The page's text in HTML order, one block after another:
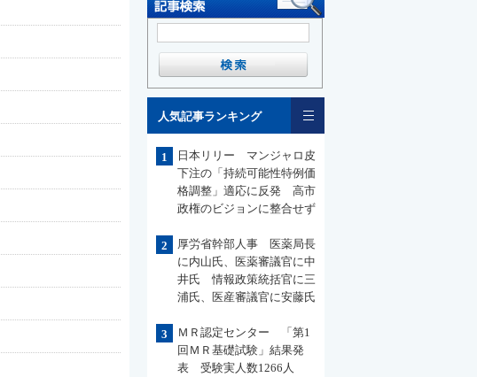
人気記事ランキング
1
日本リリー マンジャロ皮
下注の「持続可能性特例価
格調整」適応に反発 高市
政権のビジョンに整合せず
2
厚労省幹部人事 医薬局長
に内山氏、医薬審議官に中
井氏 情報政策統括官に三
浦氏、医産審議官に安藤氏
3
ＭＲ認定センター 「第1
回ＭＲ基礎試験」結果発
表 受験実人数1266人